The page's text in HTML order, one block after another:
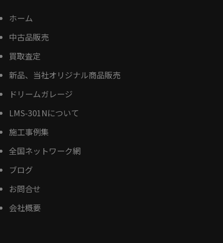
ホーム
中古品販売
買取査定
新品、当社オリジナル商品販売
ドリームガレージ
LMS-301Nについて
施工事例集
全国ネットワーク網
ブログ
お問合せ
会社概要